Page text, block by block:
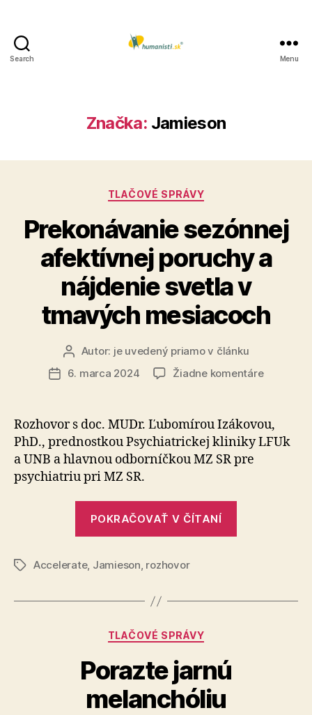
Search Menu
Značka: Jamieson
Kategórie
TLAČOVÉ SPRÁVY
Prekonávanie sezónnej
afektívnej poruchy a
nájdenie svetla v
tmavých mesiacoch
Autor
článku
Autor: je uvedený priamo v článku
Dátum
6. marca 2024 Žiadne komentárena
poruchy
a
Rozhovor s doc. MUDr. Ľubomírou Izákovou,
PhD., prednostkou Psychiatrickej kliniky LFUk
a UNB a hlavnou odborníčkou MZ SR pre
psychiatriu pri MZ SR.
POKRAČOVAŤ V ČÍTANÍ
nájdenie
ZnačkyAccelerate, Jamieson, rozhovor
Kategórie
TLAČOVÉ SPRÁVY
Porazte jarnú
melanchóliu